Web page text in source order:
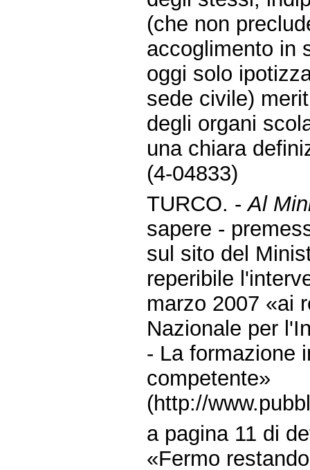
(che non
accoglimento in
oggi solo
sede civile)
degli organi
una chiara
(4-04833)
TURCO. -Al
sapere -
sul sito del
reperibile
marzo 2007 «ai
Nazionale per
- La formazione
competente»
(http://
a pagina 11 di
«Fermo